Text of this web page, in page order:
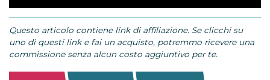
Questo articolo contiene link di affiliazione. Se clicchi su
uno di questi link e fai un acquisto, potremmo ricevere una
commissione senza alcun costo aggiuntivo per te.